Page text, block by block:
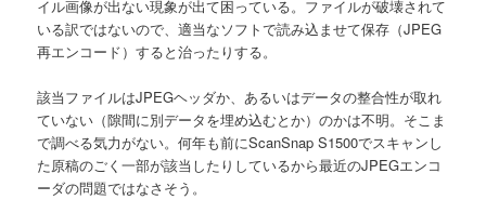
イル画像が出ない現象が出て困っている。ファイルが破壊されて
いる訳ではないので、適当なソフトで読み込ませて保存（JPEG
再エンコード）すると治ったりする。
該当ファイルはJPEGヘッダか、あるいはデータの整合性が取れ
ていない（隙間に別データを埋め込むとか）のかは不明。そこま
で調べる気力がない。何年も前にScanSnap S1500でスキャンし
た原稿のごく一部が該当したりしているから最近のJPEGエンコ
ーダの問題ではなさそう。